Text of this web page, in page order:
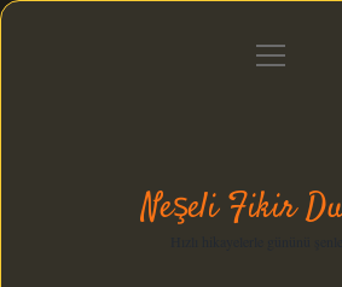
Gizlilik Politikası
menüyü
Neşeli Fikir